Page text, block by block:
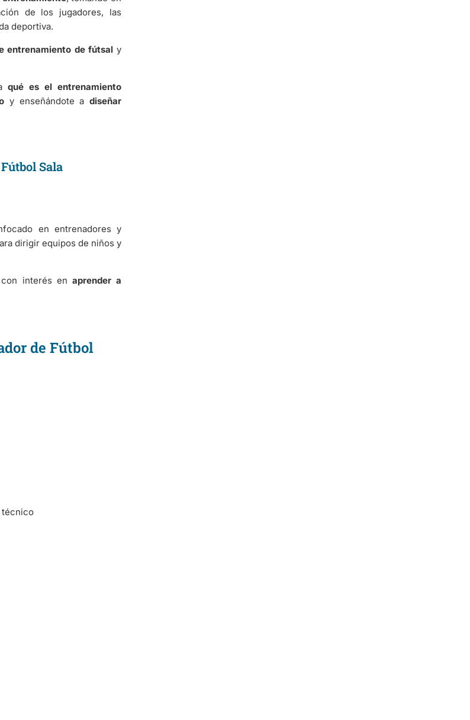
de los jugadores, las
deportiva.
entrenamiento de fútsal y
qué es el entrenamiento
y enseñándote a diseñar
Sala
en entrenadores y
dirigir equipos de niños y
interés en aprender a
de Fútbol
técnico